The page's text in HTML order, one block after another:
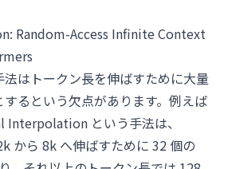
Random-Access Infinite Context
はトークン長を伸ばすために大量
るという欠点があります。例えば
Interpolation という手法は、
から 8k へ伸ばすために 32 個の